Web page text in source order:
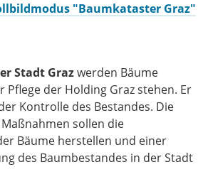
"Baumkataster Graz"
Stadt Grazwerden Bäume
Pflege der Holding Graz stehen. Er
Kontrolle des Bestandes. Die
sollen die
Bäume herstellen und einer
des Baumbestandes in der Stadt